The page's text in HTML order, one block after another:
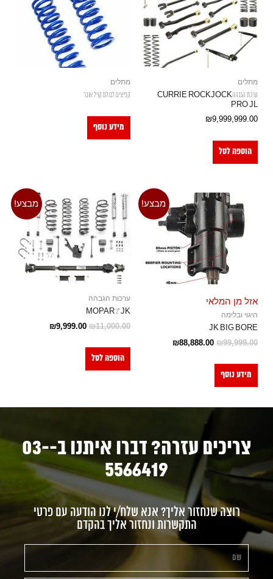
מתלים
ערכת הגבההCURRIE ROCKJOCK
PRO JL
₪9,999,999.00
הוספה לסל
מתלים
קפיצים לבולם קויל אובר
מידע נוסף
מבצע!
אזל מן המלאי
היגוי ובלימה
JK BIG BORE
₪99,999.00
₪88,888.00
מידע נוסף
מבצע!
ערכות הגבהה
MOPAR 2" JK
₪11,000.00
₪9,999.00
הוספה לסל
צריכים עזרה? דברו איתנו ב-03-
5566419
רוצה שנחזור אליך? אנא שלח/י לנו הודעה עם פרטי
התקשרות ונחזור אליך בהקדם